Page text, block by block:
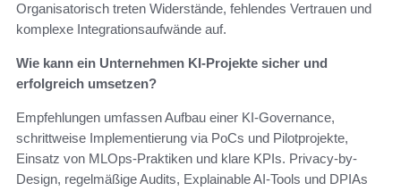
Organisatorisch treten Widerstände, fehlendes Vertrauen und
komplexe Integrationsaufwände auf.
Wie kann ein Unternehmen KI-Projekte sicher und
erfolgreich umsetzen?
Empfehlungen umfassen Aufbau einer KI-Governance,
schrittweise Implementierung via PoCs und Pilotprojekte,
Einsatz von MLOps-Praktiken und klare KPIs. Privacy-by-
Design, regelmäßige Audits, Explainable AI-Tools und DPIAs